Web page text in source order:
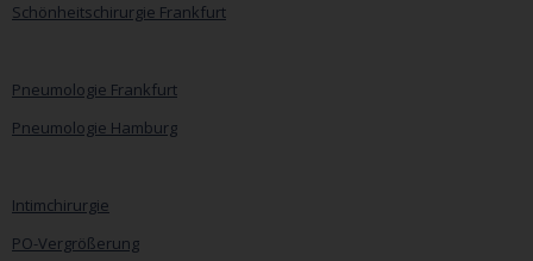
Schönheitschirurgie Frankfurt
Pneumologie Frankfurt
Pneumologie Hamburg
Intimchirurgie
PO-Vergrößerung